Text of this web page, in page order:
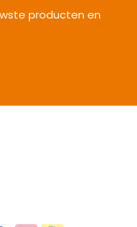
producten en